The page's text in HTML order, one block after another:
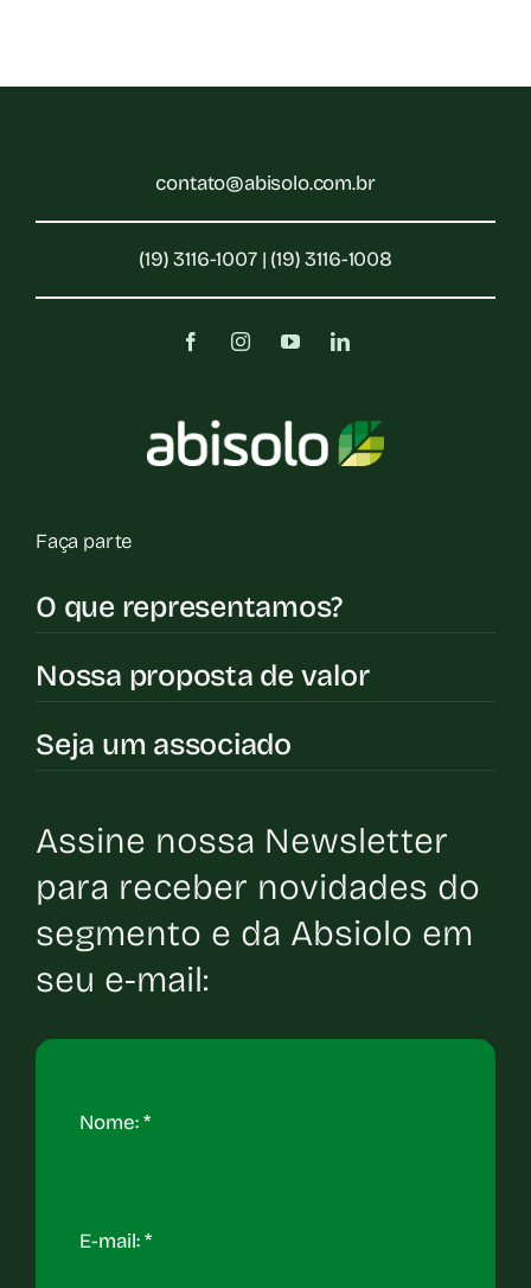
contato@abisolo.com.br
(19) 3116-1007 | (19) 3116-1008
Faça parte
O que representamos?
Nossa proposta de valor
Seja um associado
Assine nossa Newsletter
para receber novidades do
segmento e da Absiolo em
seu e-mail: